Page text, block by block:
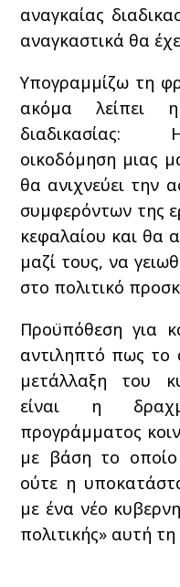
αναγκαίας
αναγκαστικά θα
Υπογραμμίζω τη
ακόμα λείπει
διαδικασίας: Η
οικοδόμηση μιας
θα ανιχνεύει την
συμφερόντων της
κεφαλαίου και θα
μαζί τους, να
στο πολιτικό
Προϋπόθεση για
αντιληπτό πως το
μετάλλαξη του
είναι η
προγράμματος
με βάση το οποίο
ούτε η
με ένα νέο
πολιτικής» αυτή